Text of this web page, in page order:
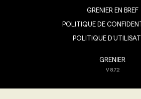
GRENIER EN BREF
POLITIQUE DE
POLITIQUE
GRENIER
V8.7.2